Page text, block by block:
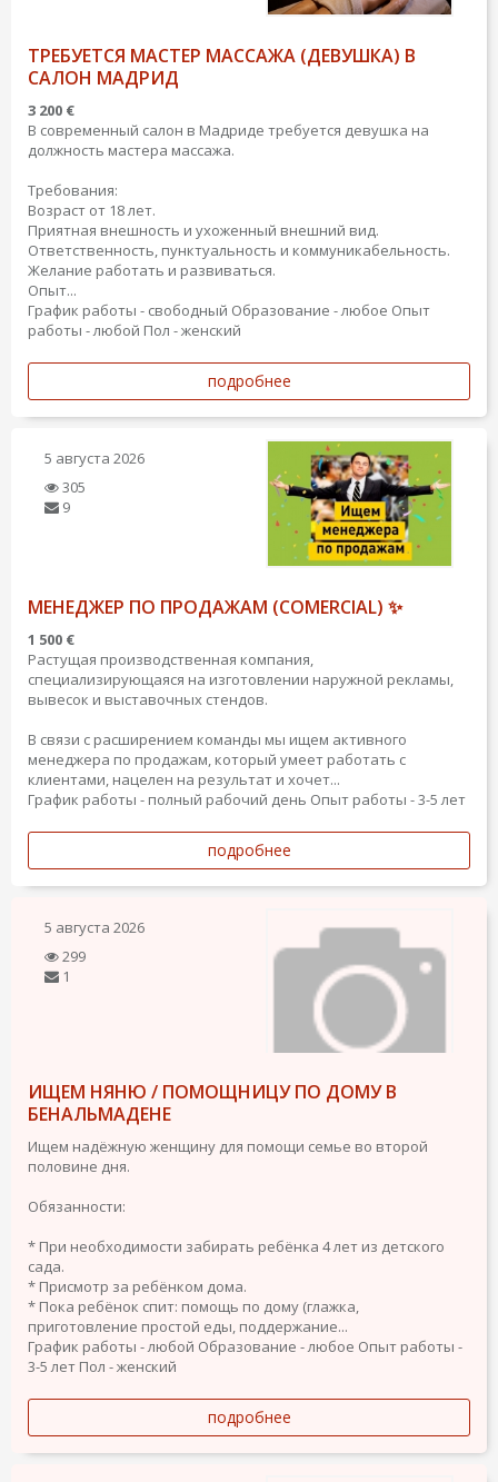
ТРЕБУЕТСЯ МАСТЕР МАССАЖА (ДЕВУШКА) В
САЛОН МАДРИД
3 200 €
В современный салон в Мадриде требуется девушка на
должность мастера массажа.
Требования:
Возраст от 18 лет.
Приятная внешность и ухоженный внешний вид.
Ответственность, пунктуальность и коммуникабельность.
Желание работать и развиваться.
Опыт...
График работы - свободный Образование - любое Опыт
работы - любой Пол - женский
подробнее
5 августа 2026
305
9
МЕНЕДЖЕР ПО ПРОДАЖАМ (COMERCIAL) ✨
1 500 €
Растущая производственная компания,
специализирующаяся на изготовлении наружной рекламы,
вывесок и выставочных стендов.
В связи с расширением команды мы ищем активного
менеджера по продажам, который умеет работать с
клиентами, нацелен на результат и хочет...
График работы - полный рабочий день Опыт работы - 3-5 лет
подробнее
5 августа 2026
299
1
ИЩЕМ НЯНЮ / ПОМОЩНИЦУ ПО ДОМУ В
БЕНАЛЬМАДЕНЕ
Ищем надёжную женщину для помощи семье во второй
половине дня.
Обязанности:
* При необходимости забирать ребёнка 4 лет из детского
сада.
* Присмотр за ребёнком дома.
* Пока ребёнок спит: помощь по дому (глажка,
приготовление простой еды, поддержание...
График работы - любой Образование - любое Опыт работы -
3-5 лет Пол - женский
подробнее